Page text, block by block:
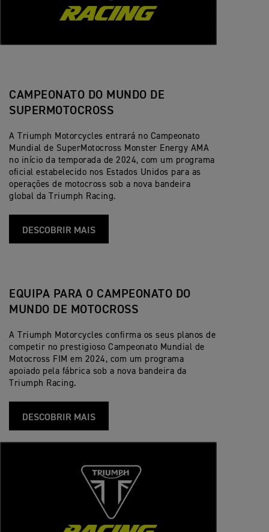
CAMPEONATO DO MUNDO DE
SUPERMOTOCROSS
A Triumph Motorcycles entrará no Campeonato
Mundial de SuperMotocross Monster Energy AMA
no início da temporada de 2024, com um programa
oficial estabelecido nos Estados Unidos para as
operações de motocross sob a nova bandeira
global da Triumph Racing.
DESCOBRIR MAIS
EQUIPA PARA O CAMPEONATO DO
MUNDO DE MOTOCROSS
A Triumph Motorcycles confirma os seus planos de
competir no prestigioso Campeonato Mundial de
Motocross FIM em 2024, com um programa
apoiado pela fábrica sob a nova bandeira da
Triumph Racing.
DESCOBRIR MAIS